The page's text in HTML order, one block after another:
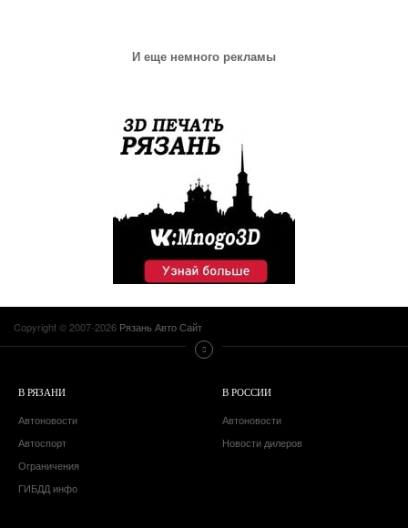
И еще немного рекламы
Copyright © 2007-2026 Рязань Авто Сайт
В РЯЗАНИ
Автоновости
Автоспорт
Ограничения
ГИБДД инфо
В РОССИИ
Автоновости
Новости дилеров